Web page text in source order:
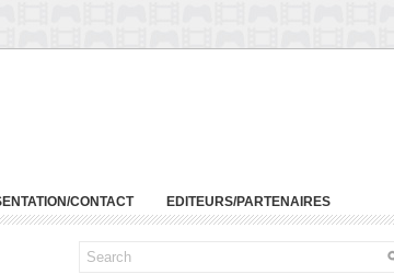
CONTACT EDITEURS/PARTENAIRES